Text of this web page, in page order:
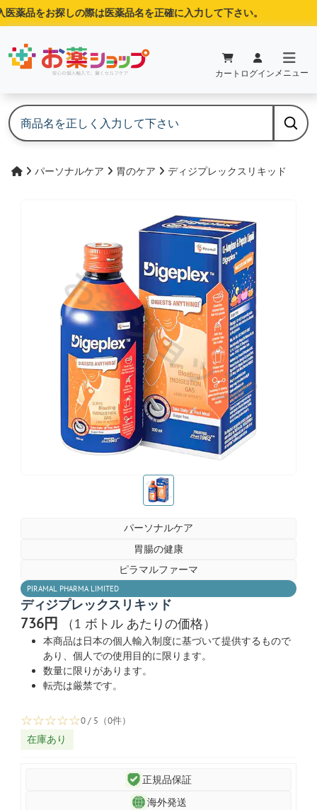
薬品をお探しの際は医薬品名を正確に入力して下さい。
カート ログイン メニュー
パーソナルケア 胃のケア ディジプレックスリキッド
お薬ショップ
お薬ショップ
パーソナルケア
胃腸の健康
ピラマルファーマ
PIRAMAL PHARMA LIMITED
ディジプレックスリキッド
736円 （1 ボトル あたりの価格）
本商品は日本の個人輸入制度に基づいて提供するもので
あり、個人での使用目的に限ります。
数量に限りがあります。
転売は厳禁です。
☆☆☆☆☆0 / 5（0件）
在庫あり
正規品保証
海外発送